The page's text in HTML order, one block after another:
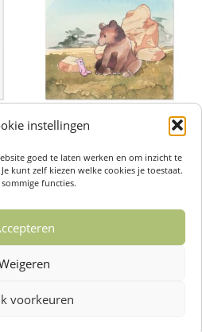
instellingen
goed te laten werken en om inzicht te
kunt zelf kiezen welke cookies je toestaat.
functies.
voorkeuren
Wenskaarten – Beer
Toevoegen aan winkelwagen
…